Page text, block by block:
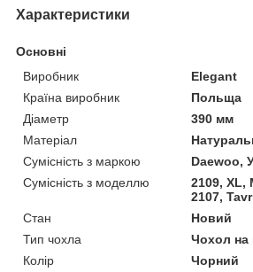
Характеристики
Основні
Виробник
Elegant
Країна виробник
Польща
Діаметр
390 мм
Матеріал
Сумісність з маркою
Daewoo,
Сумісність з моделлю
2109, XL,
2107,
Стан
Новий
Тип чохла
Чохол на
Колір
Чорний